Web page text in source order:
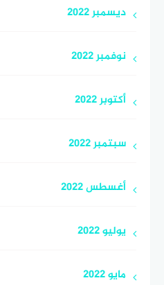
ديسمبر 2022
نوفمبر 2022
أكتوبر 2022
سبتمبر 2022
أغسطس 2022
يوليو 2022
مايو 2022